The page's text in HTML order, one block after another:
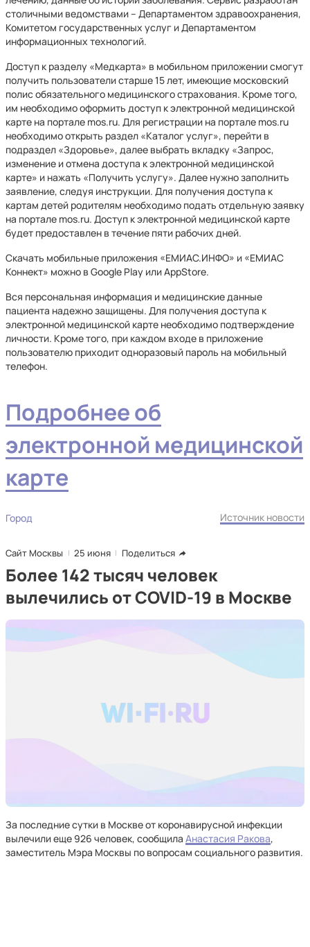
столичными ведомствами – Департаментом здравоохранения,
Комитетом государственных услуг и Департаментом
информационных технологий.
Доступ к разделу «Медкарта» в мобильном приложении смогут
получить пользователи старше 15 лет, имеющие московский
полис обязательного медицинского страхования. Кроме того,
им необходимо оформить доступ к электронной медицинской
карте на портале mos.ru. Для регистрации на портале mos.ru
необходимо открыть раздел «Каталог услуг», перейти в
подраздел «Здоровье», далее выбрать вкладку «Запрос,
изменение и отмена доступа к электронной медицинской
карте» и нажать «Получить услугу». Далее нужно заполнить
заявление, следуя инструкции. Для получения доступа к
картам детей родителям необходимо подать отдельную заявку
на портале mos.ru. Доступ к электронной медицинской карте
будет предоставлен в течение пяти рабочих дней.
Скачать мобильные приложения «ЕМИАС.ИНФО» и «ЕМИАС
Коннект» можно в Google Play или AppStore.
Вся персональная информация и медицинские данные
пациента надежно защищены. Для получения доступа к
электронной медицинской карте необходимо подтверждение
личности. Кроме того, при каждом входе в приложение
пользователю приходит одноразовый пароль на мобильный
телефон.
Подробнее об
электронной медицинской
карте
Город Источник новости
Сайт Москвы 25 июня Поделиться
Более 142 тысяч человек
вылечились от COVID-19 в Москве
За последние сутки в Москве от коронавирусной инфекции
вылечили еще 926 человек, сообщила Анастасия Ракова,
заместитель Мэра Москвы по вопросам социального развития.